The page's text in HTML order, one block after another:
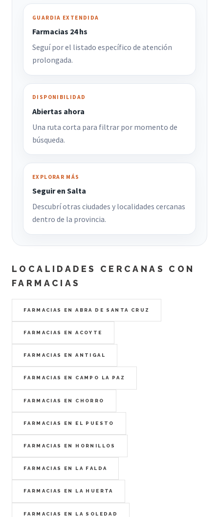
GUARDIA EXTENDIDA
Farmacias 24 hs
Seguí por el listado específico de atención
prolongada.
DISPONIBILIDAD
Abiertas ahora
Una ruta corta para filtrar por momento de
búsqueda.
EXPLORAR MÁS
Seguir en Salta
Descubrí otras ciudades y localidades cercanas
dentro de la provincia.
LOCALIDADES CERCANAS CON
FARMACIAS
FARMACIAS EN ABRA DE SANTA CRUZ
FARMACIAS EN ACOYTE
FARMACIAS EN ANTIGAL
FARMACIAS EN CAMPO LA PAZ
FARMACIAS EN CHORRO
FARMACIAS EN EL PUESTO
FARMACIAS EN HORNILLOS
FARMACIAS EN LA FALDA
FARMACIAS EN LA HUERTA
FARMACIAS EN LA SOLEDAD